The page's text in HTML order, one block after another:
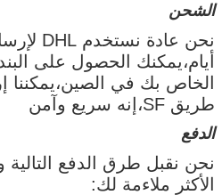
اترك
الشحن
أيام،يمكنك الحصول على
الخاص بك في الصين،يمكننا
طريق SF،إنه سريع وآمن
الدفع
نحن نقبل طرق الدفع التالية
الأكثر ملاءمة لك: